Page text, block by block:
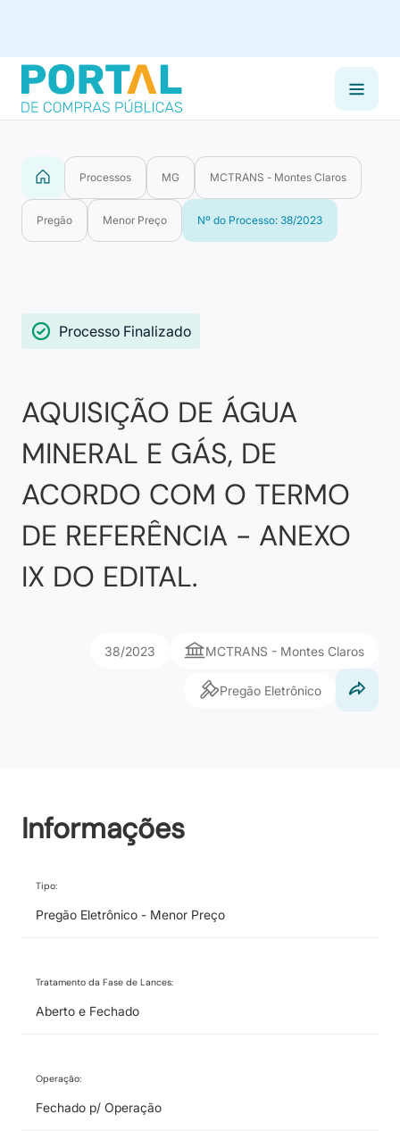
Processos MG MCTRANS - Montes Claros
Pregão Menor Preço Nº do Processo: 38/2023
Processo Finalizado
AQUISIÇÃO DE ÁGUA
MINERAL E GÁS, DE
ACORDO COM O TERMO
DE REFERÊNCIA - ANEXO
IX DO EDITAL.
38/2023 MCTRANS - Montes Claros
Pregão Eletrônico
Informações
Tipo:
Pregão Eletrônico - Menor Preço
Tratamento da Fase de Lances:
Aberto e Fechado
Operação:
Fechado p/ Operação